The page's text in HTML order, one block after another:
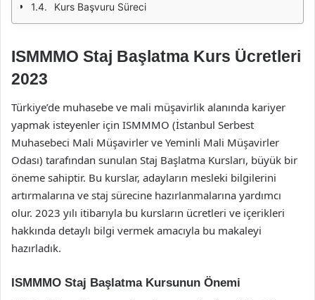
Kurs Başvuru Süreci
ISMMMO Staj Başlatma Kurs Ücretleri
2023
Türkiye’de muhasebe ve mali müşavirlik alanında kariyer
yapmak isteyenler için ISMMMO (İstanbul Serbest
Muhasebeci Mali Müşavirler ve Yeminli Mali Müşavirler
Odası) tarafından sunulan Staj Başlatma Kursları, büyük bir
öneme sahiptir. Bu kurslar, adayların mesleki bilgilerini
artırmalarına ve staj sürecine hazırlanmalarına yardımcı
olur. 2023 yılı itibarıyla bu kursların ücretleri ve içerikleri
hakkında detaylı bilgi vermek amacıyla bu makaleyi
hazırladık.
ISMMMO Staj Başlatma Kursunun Önemi